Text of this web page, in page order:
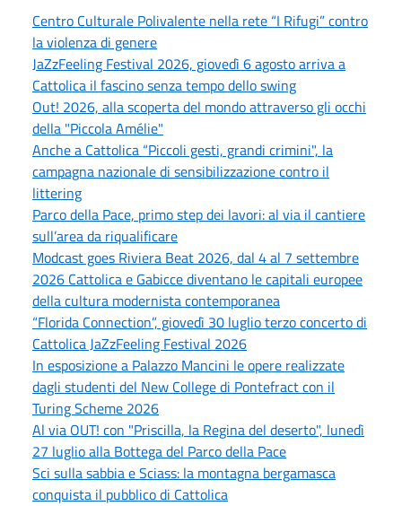
Centro Culturale Polivalente nella rete “I Rifugi” contro
la violenza di genere
JaZzFeeling Festival 2026, giovedì 6 agosto arriva a
Cattolica il fascino senza tempo dello swing
Out! 2026, alla scoperta del mondo attraverso gli occhi
della "Piccola Amélie"
Anche a Cattolica “Piccoli gesti, grandi crimini", la
campagna nazionale di sensibilizzazione contro il
littering
Parco della Pace, primo step dei lavori: al via il cantiere
sull’area da riqualificare
Modcast goes Riviera Beat 2026, dal 4 al 7 settembre
2026 Cattolica e Gabicce diventano le capitali europee
della cultura modernista contemporanea
“Florida Connection”, giovedì 30 luglio terzo concerto di
Cattolica JaZzFeeling Festival 2026
In esposizione a Palazzo Mancini le opere realizzate
dagli studenti del New College di Pontefract con il
Turing Scheme 2026
Al via OUT! con "Priscilla, la Regina del deserto", lunedì
27 luglio alla Bottega del Parco della Pace
Sci sulla sabbia e Sciass: la montagna bergamasca
conquista il pubblico di Cattolica